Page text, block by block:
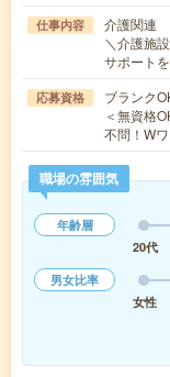
仕事内容
介護関連
＼介護施
サポート
応募資格
ブランク
＜無資格
不問！W
職場の雰囲気
年齢層
20代
男女比率
女性